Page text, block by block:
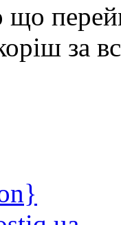
за